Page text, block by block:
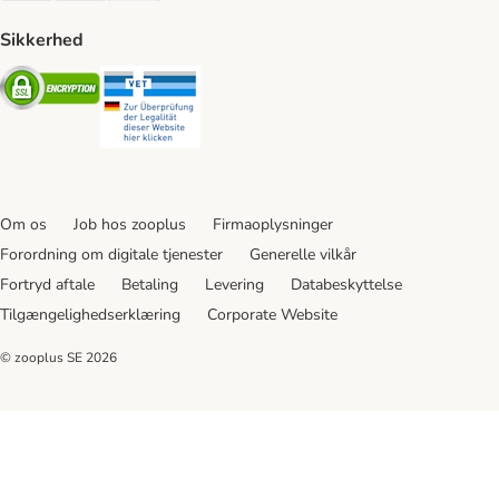
Sikkerhed
Security
Om os Job hos zooplus
Firmaoplysninger
Forordning om digitale tjenester
Generelle vilkår
Fortryd aftale
Betaling Levering
Databeskyttelse
Tilgængelighedserklæring
Corporate Website
© zooplus SE 2026